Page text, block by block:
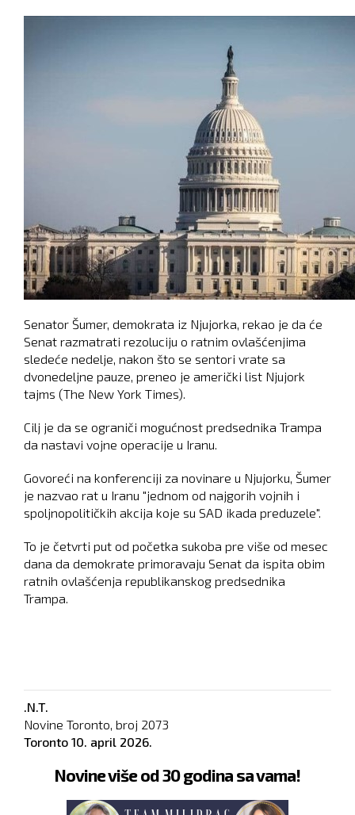
Senator Šumer, demokrata iz Njujorka, rekao je da će
Senat razmatrati rezoluciju o ratnim ovlašćenjima
sledeće nedelje, nakon što se sentori vrate sa
dvonedeljne pauze, preneo je američki list Njujork
tajms (The New York Times).
Cilj je da se ograniči mogućnost predsednika Trampa
da nastavi vojne operacije u Iranu.
Govoreći na konferenciji za novinare u Njujorku, Šumer
je nazvao rat u Iranu "jednom od najgorih vojnih i
spoljnopolitičkih akcija koje su SAD ikada preduzele".
To je četvrti put od početka sukoba pre više od mesec
dana da demokrate primoravaju Senat da ispita obim
ratnih ovlašćenja republikanskog predsednika
Trampa.
.N.T.
Novine Toronto, broj 2073
Toronto 10. april 2026.
Novine više od 30 godina sa vama!